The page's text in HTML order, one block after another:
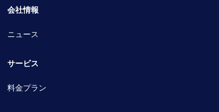
会社情報
ニュース
サービス
料金プラン